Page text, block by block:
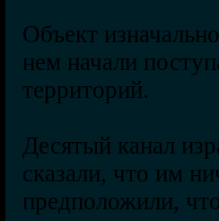
Объект
нем начали
территорий.
Десятый канал
сказали, что им
предположили,